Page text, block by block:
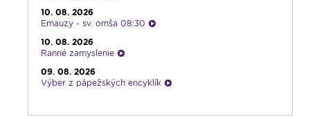
23:00
Čítanie na pokračovanie + repríza
zamyslenia zo 6:30
23:30
Infolumen - repríza
10. 08. 2026
Emauzy - sv. omša 08:30
10. 08. 2026
Ranné zamyslenie
09. 08. 2026
Výber z pápežských encyklík
Vyznania